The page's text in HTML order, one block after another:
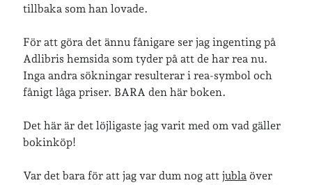
pappersböcker
shopping skolan skor
Skriva släkt stockholm te
teater tågsemester utflykter
vandring veckoincheckning
vegan
vänner webben
tillbaka som han lovade.
För att göra det ännu fånigare ser jag ingenting på
Adlibris hemsida som tyder på att de har rea nu.
Inga andra sökningar resulterar i rea-symbol och
fånigt låga priser. BARA den här boken.
Det här är det löjligaste jag varit med om vad gäller
bokinköp!
Var det bara för att jag var dum nog attjubla över